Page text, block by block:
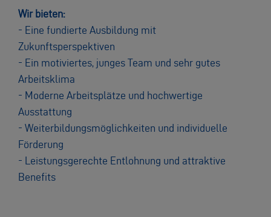
Wir bieten:
- Eine fundierte Ausbildung mit
Zukunftsperspektiven
- Ein motiviertes, junges Team und sehr gutes
Arbeitsklima
- Moderne Arbeitsplätze und hochwertige
Ausstattung
- Weiterbildungsmöglichkeiten und individuelle
Förderung
- Leistungsgerechte Entlohnung und attraktive
Benefits